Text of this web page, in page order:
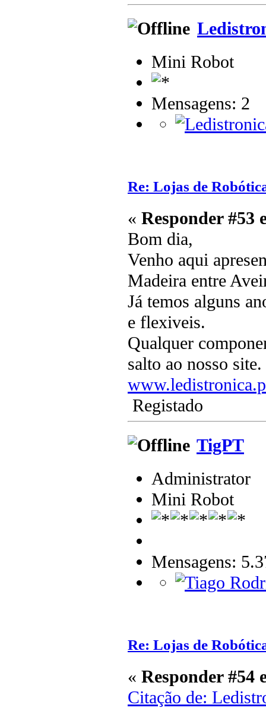
Mini Robot
Mensagens: 2
Re: Lojas de
« Responder #53
Bom dia,
Venho aqui
Madeira entre
Já temos alguns
e flexiveis.
Qualquer
salto ao nosso site.
Registado
TigPT
Administrator
Mini Robot
Mensagens:
Re: Lojas de
« Responder #54
Citação de: